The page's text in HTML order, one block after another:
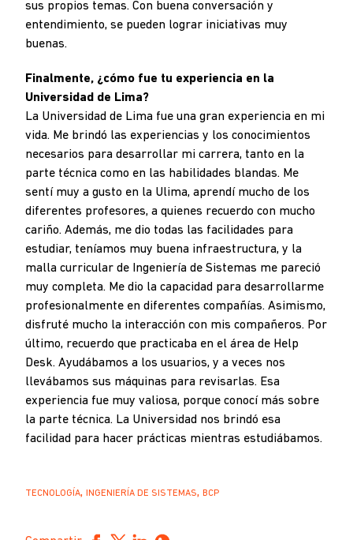
sus propios temas. Con buena conversación y
entendimiento, se pueden lograr iniciativas muy
buenas.
Finalmente, ¿cómo fue tu experiencia en la
Universidad de Lima?
La Universidad de Lima fue una gran experiencia en mi
vida. Me brindó las experiencias y los conocimientos
necesarios para desarrollar mi carrera, tanto en la
parte técnica como en las habilidades blandas. Me
sentí muy a gusto en la Ulima, aprendí mucho de los
diferentes profesores, a quienes recuerdo con mucho
cariño. Además, me dio todas las facilidades para
estudiar, teníamos muy buena infraestructura, y la
malla curricular de Ingeniería de Sistemas me pareció
muy completa. Me dio la capacidad para desarrollarme
profesionalmente en diferentes compañías. Asimismo,
disfruté mucho la interacción con mis compañeros. Por
último, recuerdo que practicaba en el área de Help
Desk. Ayudábamos a los usuarios, y a veces nos
llevábamos sus máquinas para revisarlas. Esa
experiencia fue muy valiosa, porque conocí más sobre
la parte técnica. La Universidad nos brindó esa
facilidad para hacer prácticas mientras estudiábamos.
TECNOLOGÍA, INGENIERÍA DE SISTEMAS, BCP